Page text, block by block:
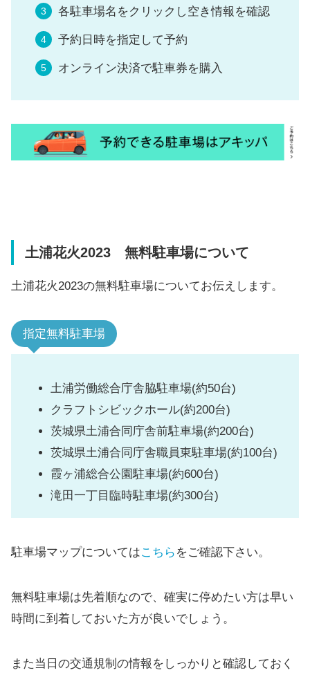
各駐車場名をクリックし空き情報を確認
予約日時を指定して予約
オンライン決済で駐車券を購入
土浦花火2023 無料駐車場について
土浦花火2023の無料駐車場についてお伝えします。
指定無料駐車場
土浦労働総合庁舎脇駐車場(約50台)
クラフトシビックホール(約200台)
茨城県土浦合同庁舎前駐車場(約200台)
茨城県土浦合同庁舎職員東駐車場(約100台)
霞ヶ浦総合公園駐車場(約600台)
滝田一丁目臨時駐車場(約300台)
駐車場マップについてはこちら をご確認下さい。
無料駐車場は先着順なので、確実に停めたい方は早い
時間に到着しておいた方が良いでしょう。
また当日の交通規制の情報をしっかりと確認しておく